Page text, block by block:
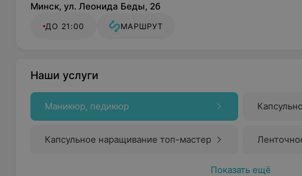
Минск, ул. Леонида Беды, 2б
ДО 21:00 МАРШРУТ
Наши услуги
Маникюр, педикюр
Капсульное наращивание топ-мастер
Показать ещё